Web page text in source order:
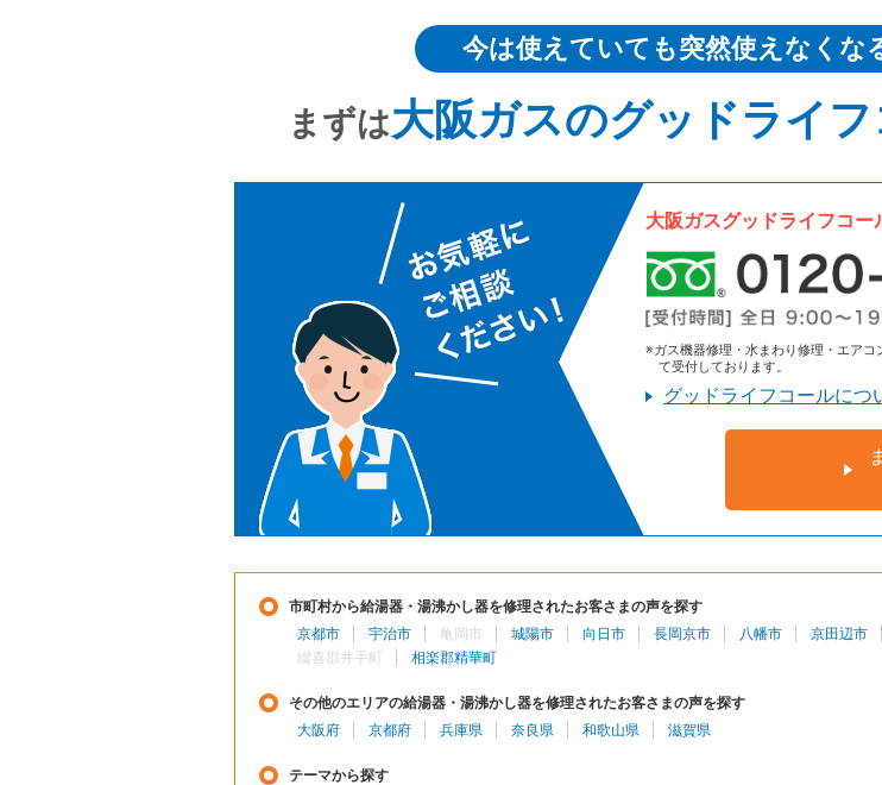
今は使えていても突然使えなくな
まずは大阪ガスのグッドライ
大阪ガスグッドライフコー
※ガス機器修理・水まわり修理・エアコ
て受付しております。
グッドライフコールにつ
市町村から給湯器・湯沸かし器を修理されたお客さまの声を探す
京都市
宇治市 亀岡市 城陽市 向日市 長岡京市 八幡市 京田辺市
綴喜郡井手町
相楽郡精華町
その他のエリアの給湯器・湯沸かし器を修理されたお客さまの声を探す
大阪府
京都府 兵庫県 奈良県 和歌山県 滋賀県
テーマから探す